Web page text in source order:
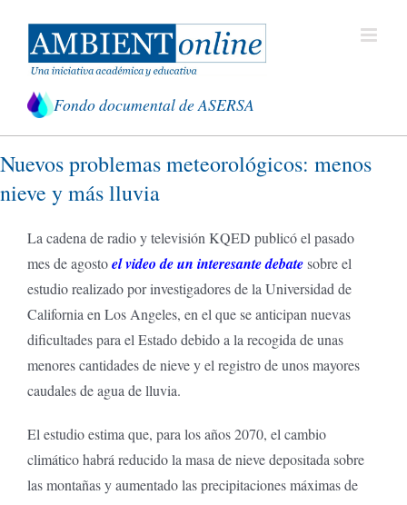
contenido
Fondo documental de ASERSA
Nuevos problemas meteorológicos: menos
nieve y más lluvia
La cadena de radio y televisión KQED publicó el pasado
mes de agostoel video de un interesante debatesobre el
estudio realizado por investigadores de la Universidad de
California en Los Angeles, en el que se anticipan nuevas
dificultades para el Estado debido a la recogida de unas
menores cantidades de nieve y el registro de unos mayores
caudales de agua de lluvia.
El estudio estima que, para los años 2070, el cambio
climático habrá reducido la masa de nieve depositada sobre
las montañas y aumentado las precipitaciones máximas de